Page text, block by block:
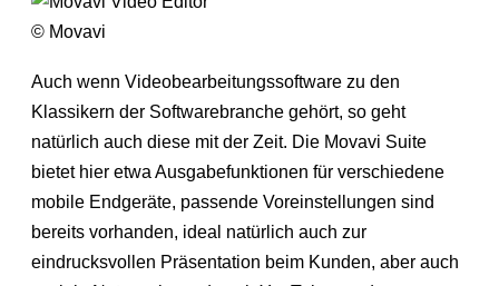
© Movavi
Auch wenn Videobearbeitungssoftware zu den
Klassikern der Softwarebranche gehört, so geht
natürlich auch diese mit der Zeit. Die Movavi Suite
bietet hier etwa Ausgabefunktionen für verschiedene
mobile Endgeräte, passende Voreinstellungen sind
bereits vorhanden, ideal natürlich auch zur
eindrucksvollen Präsentation beim Kunden, aber auch